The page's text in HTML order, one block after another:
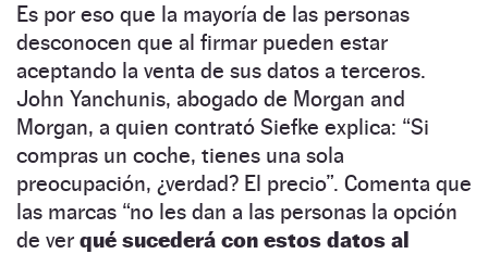
Es por eso que la mayoría de las personas
desconocen que al firmar pueden estar
aceptando la venta de sus datos a terceros.
John Yanchunis, abogado de Morgan and
Morgan, a quien contrató Siefke explica: “Si
compras un coche, tienes una sola
preocupación, ¿verdad? El precio”. Comenta que
las marcas “no les dan a las personas la opción
de ver qué sucederá con estos datos al